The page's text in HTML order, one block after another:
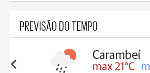
PREVISÃO DO TEMPO
Carambeí
max 21°C min 18°C